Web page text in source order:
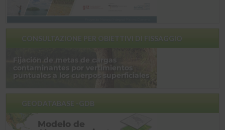
CONSULTAZIONE PER OBIETTIVI DI FISSAGGIO
GEODATABASE -GDB